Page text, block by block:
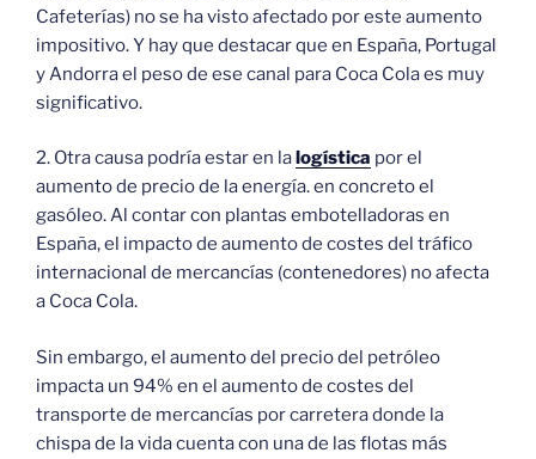
Cafeterías) no se ha visto afectado por este aumento
impositivo. Y hay que destacar que en España, Portugal
y Andorra el peso de ese canal para Coca Cola es muy
significativo.
2. Otra causa podría estar en lalogística por el
aumento de precio de la energía. en concreto el
gasóleo. Al contar con plantas embotelladoras en
España, el impacto de aumento de costes del tráfico
internacional de mercancías (contenedores) no afecta
a Coca Cola.
Sin embargo, el aumento del precio del petróleo
impacta un 94% en el aumento de costes del
transporte de mercancías por carretera donde la
chispa de la vida cuenta con una de las flotas más